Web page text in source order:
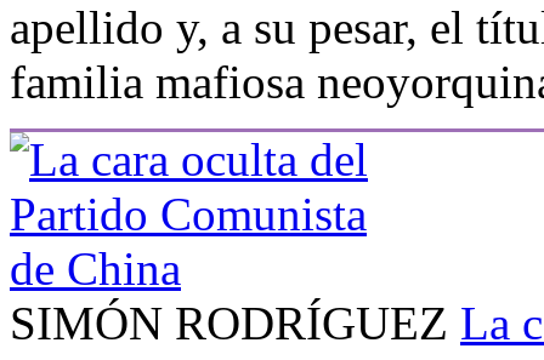
apellido y, a su pesar, el
familia mafiosa
SIMÓN RODRÍGUEZ La